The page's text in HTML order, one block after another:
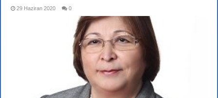
29 Haziran 2020 0